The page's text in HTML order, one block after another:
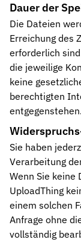
Dauer der
Die Dateien
Erreichung des
erforderlich
die jeweilige
keine
berechtigten
entgegenstehen.
Sie haben
Verarbeitung
Wenn Sie keine
UploadThing
einem solchen
Anfrage ohne
vollständig